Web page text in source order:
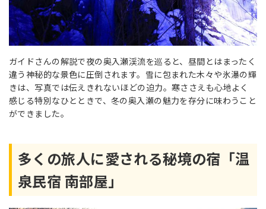
ガイドさんの解説で夜の奥入瀬渓流を巡ると、昼間とはまったく
違う神秘的な景色に圧倒されます。雪に包まれた木々や氷瀑の輝
きは、写真では伝えきれないほどの迫力。寒ささえも心地よく
感じる特別なひとときで、冬の奥入瀬の魅力を存分に味わうこと
ができました。
多くの旅人に愛される秘境の宿「温
泉民宿 南部屋」